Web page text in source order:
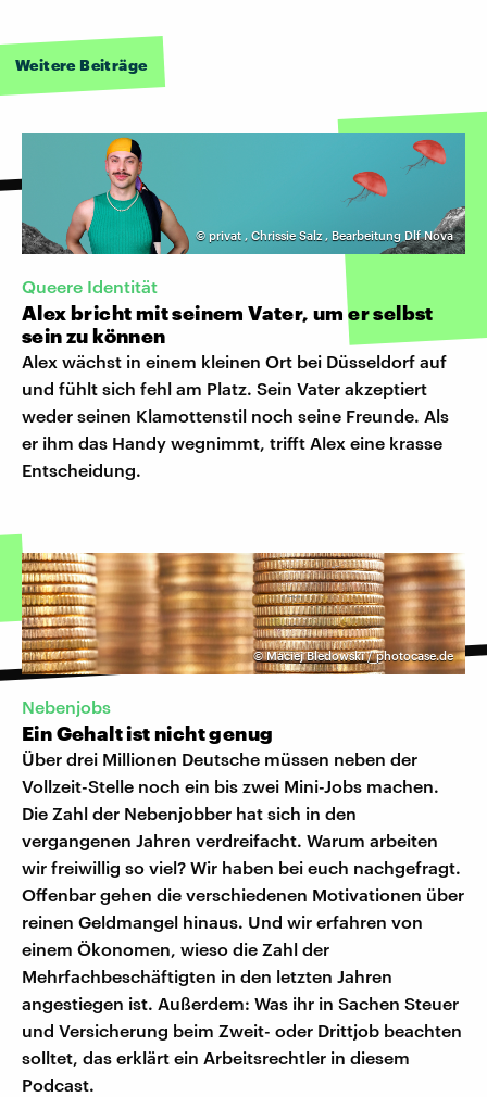
Weitere Beiträge
© privat , Chrissie Salz , Bearbeitung Dlf Nova
Queere Identität
Alex bricht mit seinem Vater, um er selbst
sein zu können
Alex wächst in einem kleinen Ort bei Düsseldorf auf
und fühlt sich fehl am Platz. Sein Vater akzeptiert
weder seinen Klamottenstil noch seine Freunde. Als
er ihm das Handy wegnimmt, trifft Alex eine krasse
Entscheidung.
©Maciej Bledowski / photocase.de
Nebenjobs
Ein Gehalt ist nicht genug
Über drei Millionen Deutsche müssen neben der
Vollzeit-Stelle noch ein bis zwei Mini-Jobs machen.
Die Zahl der Nebenjobber hat sich in den
vergangenen Jahren verdreifacht. Warum arbeiten
wir freiwillig so viel? Wir haben bei euch nachgefragt.
Offenbar gehen die verschiedenen Motivationen über
reinen Geldmangel hinaus. Und wir erfahren von
einem Ökonomen, wieso die Zahl der
Mehrfachbeschäftigten in den letzten Jahren
angestiegen ist. Außerdem: Was ihr in Sachen Steuer
und Versicherung beim Zweit- oder Drittjob beachten
solltet, das erklärt ein Arbeitsrechtler in diesem
Podcast.